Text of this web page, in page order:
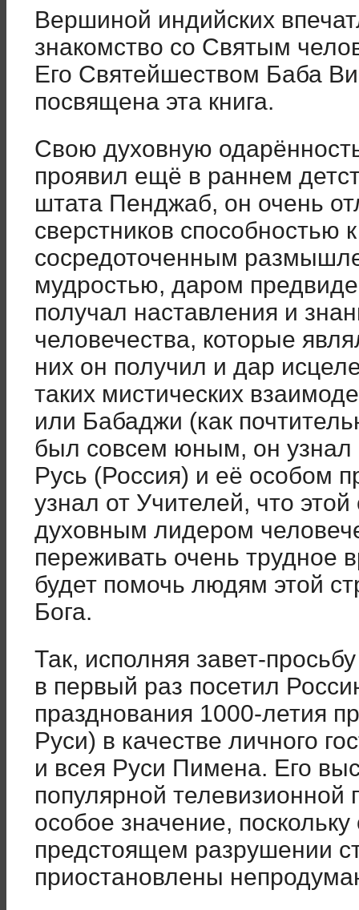
Вершиной индийских
знакомство со Святым
Его Святейшеством Баба
посвящена эта книга.
Свою духовную
проявил ещё в раннем
штата Пенджаб, он очень
сверстников способностью
сосредоточенным
мудростью, даром
получал наставления и
человечества, которые
них он получил и дар
таких мистических
или Бабаджи (как
был совсем юным, он узнал
Русь (Россия) и её особом
узнал от Учителей, что
духовным лидером
переживать очень трудное
будет помочь людям этой
Бога.
Так, исполняя завет-
в первый раз посетил
празднования 1000-летия
Руси) в качестве личного
и всея Руси Пимена. Его
популярной
особое значение,
предстоящем разрушении
приостановлены